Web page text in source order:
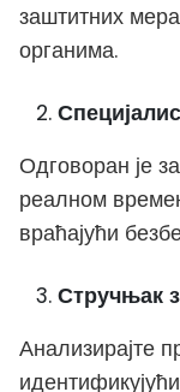
заштитних
органима.
Одговоран је
реалном
враћајући
Стручњак
Анализирајте